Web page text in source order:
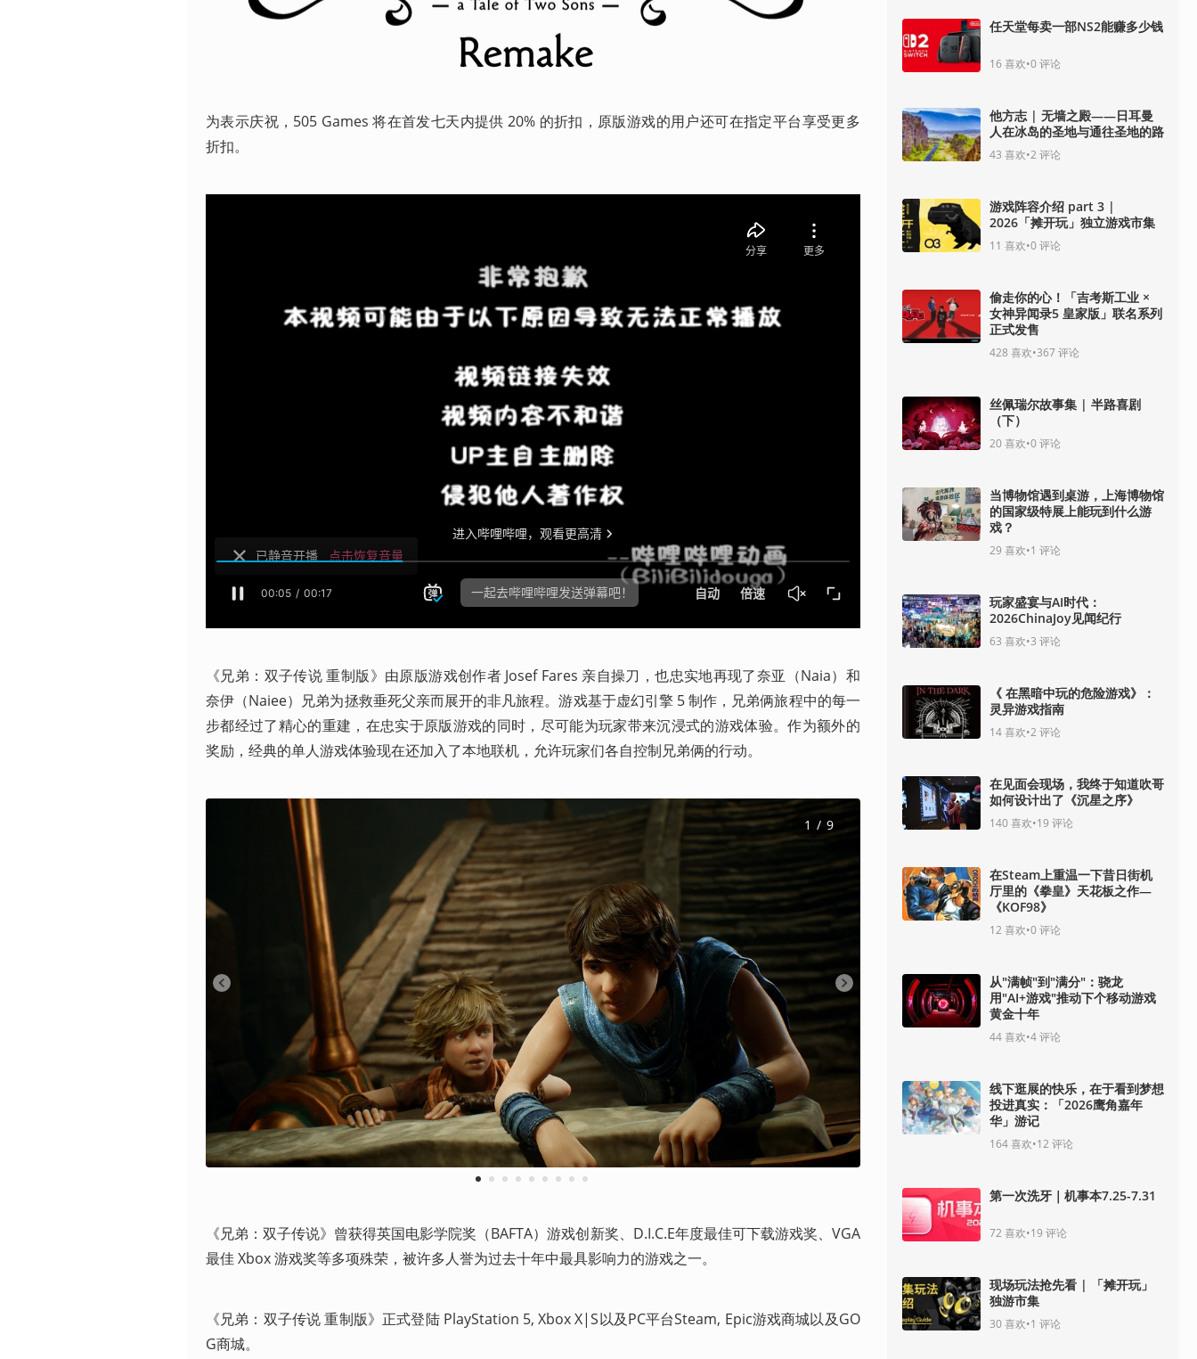
为表示庆祝，505 Games 将在首发七天内提供 20% 的折扣，原版游戏的用户还可在指定平台享受更多
折扣。
《兄弟：双子传说 重制版》由原版游戏创作者 Josef Fares 亲自操刀，也忠实地再现了奈亚（Naia）和
奈伊（Naiee）兄弟为拯救垂死父亲而展开的非凡旅程。游戏基于虚幻引擎 5 制作，兄弟俩旅程中的每一
步都经过了精心的重建，在忠实于原版游戏的同时，尽可能为玩家带来沉浸式的游戏体验。作为额外的
奖励，经典的单人游戏体验现在还加入了本地联机，允许玩家们各自控制兄弟俩的行动。
1 2 3 4 5 6 7 8 9
1 / 9
《兄弟：双子传说》曾获得英国电影学院奖（BAFTA）游戏创新奖、D.I.C.E年度最佳可下载游戏奖、VGA
最佳 Xbox 游戏奖等多项殊荣，被许多人誉为过去十年中最具影响力的游戏之一。
《兄弟：双子传说 重制版》正式登陆 PlayStation 5, Xbox X|S以及PC平台Steam, Epic游戏商城以及GO
G商城。
任天堂每卖一部NS2能赚多少钱
16喜欢•0评论
他方志 | 无墙之殿——日耳曼
人在冰岛的圣地与通往圣地的路
43 喜欢•2 评论
游戏阵容介绍 part 3 |
2026「摊开玩」独立游戏市集
11 喜欢•0评论
偷走你的心！「吉考斯工业 ×
女神异闻录5 皇家版」联名系列
正式发售
428 喜欢•367评论
丝佩瑞尔故事集 | 半路喜剧
（下）
20喜欢•0评论
当博物馆遇到桌游，上海博物馆
的国家级特展上能玩到什么游
戏？
29 喜欢•1 评论
玩家盛宴与AI时代：
2026ChinaJoy见闻纪行
63 喜欢•3 评论
《 在黑暗中玩的危险游戏》：
灵异游戏指南
14喜欢•2 评论
在见面会现场，我终于知道吹哥
如何设计出了《沉星之序》
140喜欢•19 评论
在Steam上重温一下昔日街机
厅里的《拳皇》天花板之作—
《KOF98》
12 喜欢•0评论
从"满帧"到"满分"：骁龙
用"AI+游戏"推动下个移动游戏
黄金十年
44喜欢•4评论
线下逛展的快乐，在于看到梦想
投进真实：「2026鹰角嘉年
华」游记
164喜欢•12 评论
第一次洗牙｜机事本7.25-7.31
72 喜欢•19 评论
现场玩法抢先看 | 「摊开玩」
独游市集
30喜欢•1 评论